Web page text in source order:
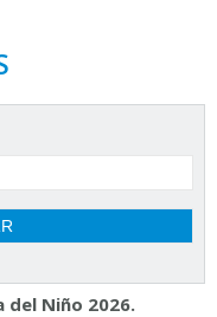
del Niño 2026.